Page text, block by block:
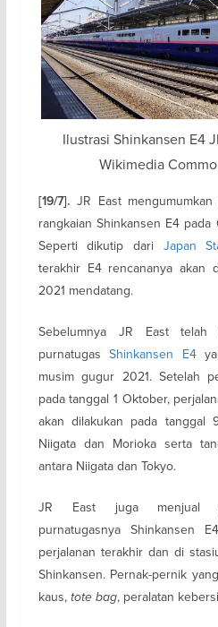
Ilustrasi Shinkansen E4
Wikimedia
[19/7].JR East mengumumkan
rangkaian Shinkansen E4
Seperti dikutip dari Japan
terakhir E4 rencananya akan
2021 mendatang.
Sebelumnya JR East telah
purnatugasShinkansen E4
musim gugur 2021. Setelah
pada tanggal 1 Oktober,
akan dilakukan pada tanggal
Niigata dan Morioka serta
antara Niigata dan Tokyo.
JR East juga menjual
purnatugasnya Shinkansen
perjalanan terakhir dan di
Shinkansen. Pernak-pernik
kaus, tote bag, peralatan